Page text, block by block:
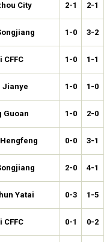
City 2-1 2-1
1-0 3-2
CFFC 1-0 1-1
Jianye 1-0 1-0
Guoan 1-0 2-0
0-0 3-1
2-0 4-1
Yatai 0-3 1-5
CFFC 0-1 0-2